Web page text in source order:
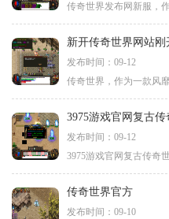
新开传奇世界网站刚
发布时间：09-12
3975游戏官网复古传
发布时间：09-12
传奇世界官方
发布时间：09-10